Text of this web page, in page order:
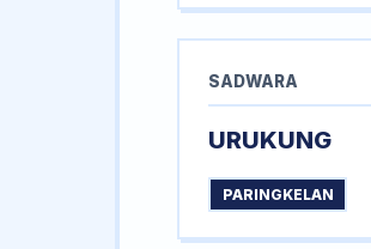
SADWARA
URUKUNG
PARINGKELAN